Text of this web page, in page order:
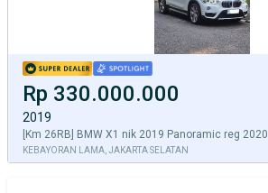
Rp 330.000.000
2019
[Km 26RB] BMW X1 nik 2019 Panoramic reg 2020
KEBAYORAN LAMA, JAKARTA SELATAN